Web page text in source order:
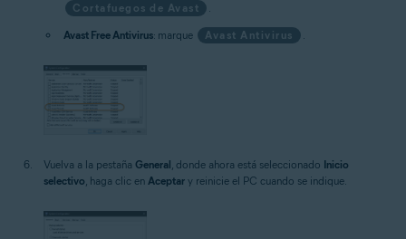
Cortafuegos de Avast
.
Avast Free Antivirus: marque Avast Antivirus .
Vuelva a la pestaña General, donde ahora está seleccionado Inicio
selectivo, haga clic en Aceptar y reinicie el PC cuando se indique.